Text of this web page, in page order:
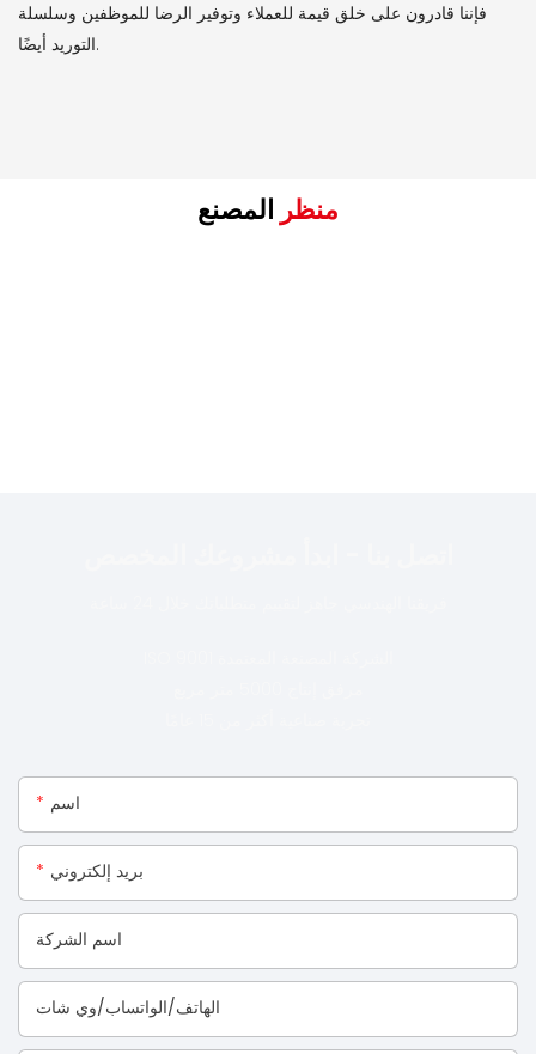
فإننا قادرون على خلق قيمة للعملاء وتوفير الرضا للموظفين وسلسلة
التوريد أيضًا.
منظر المصنع
اسم
بريد إلكتروني
اسم الشركة
الهاتف/الواتساب/وي شات